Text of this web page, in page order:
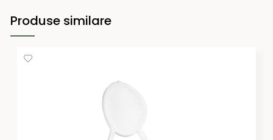
Produse similare